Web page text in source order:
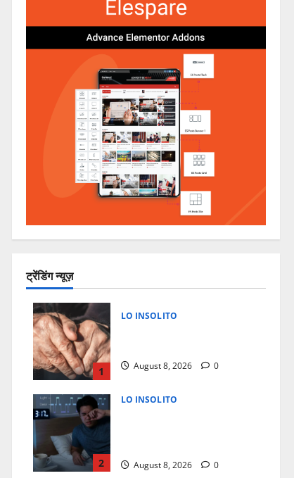
ट्रेंडिंग न्यूज़
1
LO INSOLITO
August 8, 2026 0
2
LO INSOLITO
August 8, 2026 0